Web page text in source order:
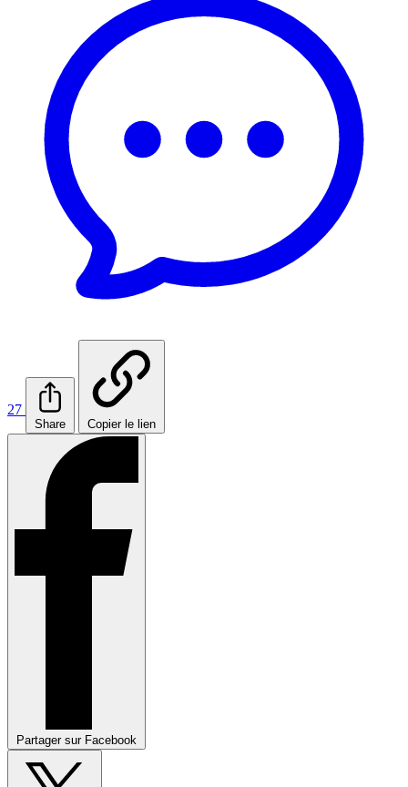
27
Share Copier le lien
Partager sur Facebook